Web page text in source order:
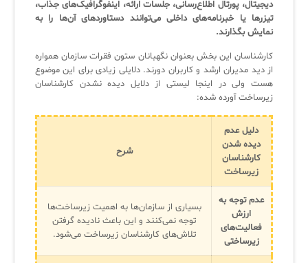
دیجیتال، پورتال اطلاع‌رسانی، جلسات ارائه، اینفوگرافیک‌های جذاب،
تیزرها یا خبرنامه‌های داخلی می‌توانند دستاوردهای آن‌ها را به
نمایش بگذارند.
کارشناسان این بخش بعنوان نگهبانان ستون فقرات سازمان همواره
از دید مدیران ارشد و کاربران دورند. دلایلی زیادی برای این موضوع
هست ولی در اینجا لیستی از دلایل دیده نشدن کارشناسان
زیرساخت آورده شده:
دلیل عدم
دیده شدن
کارشناسان
زیرساخت
شرح
عدم توجه به
ارزش
فعالیت‌های
زیرساختی
بسیاری از سازمان‌ها به اهمیت زیرساخت‌ها
توجه نمی‌کنند و این باعث نادیده گرفتن
تلاش‌های کارشناسان زیرساخت می‌شود.
مدیریت خدمات سازمانی
سرویس دسک پلاس MSP
اندپوینت سنترال [سامانه مدیریت نقاط پایانی]
AD360
◆
Log360 ابزار SIEM
برنامه‌ساز هوشمند App Creator
مدیریت خدمات منابع انسانی
CIs Control
مجموعه راهکارهای آیناک
آموزش سیستم مدیریت خدمات فناوری اطلاعات
نکته‌های کلیدی برای مدیر انفورماتیک
آموزش‌ ویدیویی مفاهیم سرویس دسک
ITIL & SDP
◆
آموزش فارسی ITIL4
چارچوب ITIL برای همه
لیست دوره‌ها